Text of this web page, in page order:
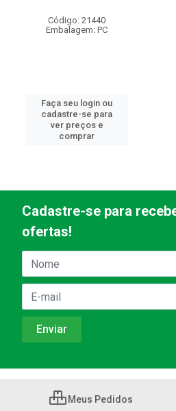
Código: 21440
Embalagem: PC
Faça seu login ou
cadastre-se para
ver preços e
comprar
Cadastre-se para
ofertas!
Meus Pedidos